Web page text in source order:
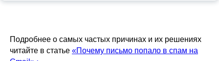
Подробнее о самых частых причинах и их решениях
читайте в статье «Почему письмо попало в спам на